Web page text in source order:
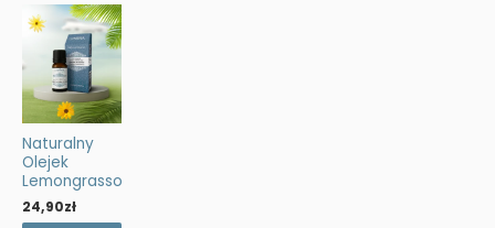
Naturalny
Olejek
Lemongrassowy
24,90zł